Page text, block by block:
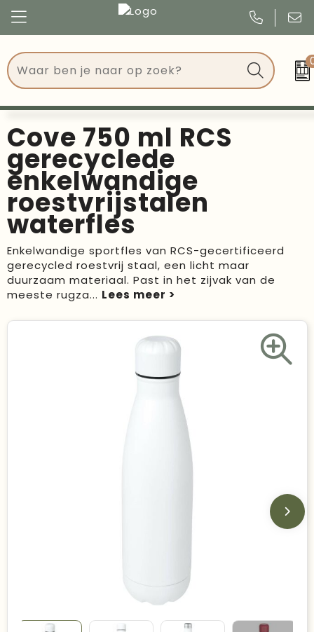
Tassen
Drinkwaren
Events
Give Aways
Geschenken
Kantoorartikelen
Duurzame keuzes
Congres
Events
Kerst
Verjaardagen
Voetbal, EK en WK
Cove 750 ml RCS
gerecyclede
enkelwandige
roestvrijstalen
waterfles
Enkelwandige sportfles van RCS-gecertificeerd
gerecycled roestvrij staal, een licht maar
duurzaam materiaal. Past in het zijvak van de
meeste rugza...